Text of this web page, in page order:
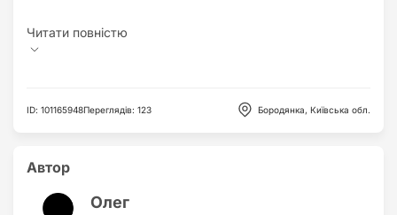
ID: 101165948Переглядів: 123 Бородянка, Київська обл.
Автор
Олег